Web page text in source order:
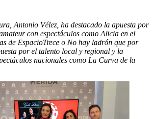
Antonio Vélez, ha destacado la apuesta por
con espectáculos como Alicia en el
de EspacioTrece o No hay ladrón que por
por el talento local y regional y la
nacionales como La Curva de la